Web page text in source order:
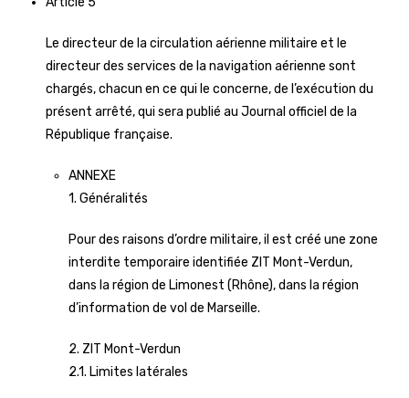
Le directeur de la circulation aérienne militaire et le
directeur des services de la navigation aérienne sont
chargés, chacun en ce qui le concerne, de l’exécution du
présent arrêté, qui sera publié au Journal officiel de la
République française.
ANNEXE
1. Généralités
Pour des raisons d’ordre militaire, il est créé une zone
interdite temporaire identifiée ZIT Mont-Verdun,
dans la région de Limonest (Rhône), dans la région
d’information de vol de Marseille.
2. ZIT Mont-Verdun
2.1. Limites latérales